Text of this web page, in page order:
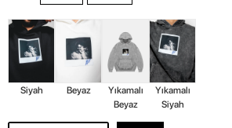
Siyah Beyaz
Yıkamalı
Beyaz
Yıkamalı
Siyah